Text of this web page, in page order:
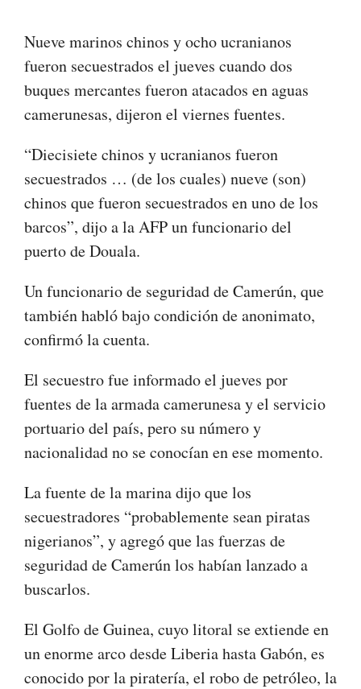
Nueve marinos chinos y ocho ucranianos
fueron secuestrados el jueves cuando dos
buques mercantes fueron atacados en aguas
camerunesas, dijeron el viernes fuentes.
“Diecisiete chinos y ucranianos fueron
secuestrados … (de los cuales) nueve (son)
chinos que fueron secuestrados en uno de los
barcos”, dijo a la AFP un funcionario del
puerto de Douala.
Un funcionario de seguridad de Camerún, que
también habló bajo condición de anonimato,
confirmó la cuenta.
El secuestro fue informado el jueves por
fuentes de la armada camerunesa y el servicio
portuario del país, pero su número y
nacionalidad no se conocían en ese momento.
La fuente de la marina dijo que los
secuestradores “probablemente sean piratas
nigerianos”, y agregó que las fuerzas de
seguridad de Camerún los habían lanzado a
buscarlos.
El Golfo de Guinea, cuyo litoral se extiende en
un enorme arco desde Liberia hasta Gabón, es
conocido por la piratería, el robo de petróleo, la